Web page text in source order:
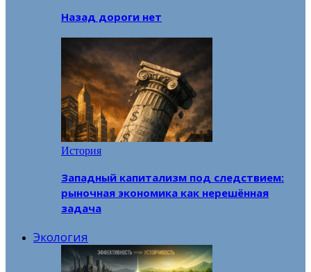
Назад дороги нет
История
Западный капитализм под следствием:
рыночная экономика как нерешённая
задача
Экология